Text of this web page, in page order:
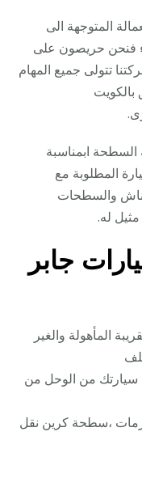
المتوجهة الى
فنحن حريصون على
تتولى جميع المهام
السطحة ابمناسبة
المطلوبة مع
والسطحات
له.
جابر
المأهولة والغير
سيارتك من الوحل من
،سطحة كرين نقل